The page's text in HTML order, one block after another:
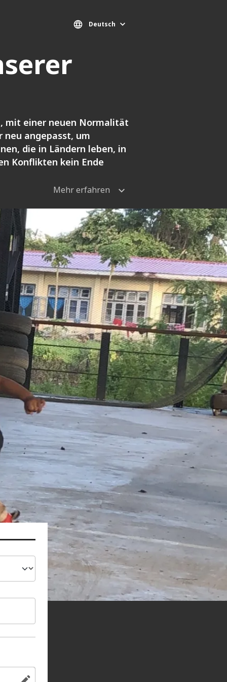
Deutsch
mit einer neuen Normalität
neu angepasst, um
die in Ländern leben, in
Konflikten kein Ende
Mehr erfahren